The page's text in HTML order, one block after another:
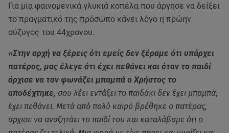
Για μία φαινομενικά γλυκιά κοπέλα που άργησε να δείξει
το πραγματικό της πρόσωπο κάνει λόγο η πρώην
σύζυγος του 44χρονου.
«Στην αρχή να ξέρεις ότι εμείς δεν ξέραμε ότι υπάρχει
πατέρας, μας έλεγε ότι έχει πεθάνει και όταν το παιδί
άρχισε να τον φωνάζει μπαμπά ο Χρήστος το
αποδέχτηκε, σου λέει εντάξει το παιδάκι δεν έχει μπαμπά,
έχει πεθάνει. Μετά από πολύ καιρό βρέθηκε ο πατέρας,
άρχισε να αναζητάει το παιδί του και καταλάβαμε ότι ο